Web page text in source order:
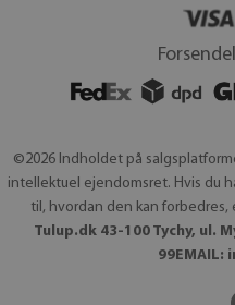
©2026 Indholdet på
intellektuel ejendomsret. Hvis du
til, hvordan den kan
Tulup.dk 43-100 Tychy, ul.
99EMAIL: